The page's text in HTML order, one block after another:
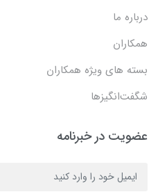
درباره ما
همکاران
بسته های ویژه همکاران
شگفت‌انگیزها
عضویت در خبرنامه